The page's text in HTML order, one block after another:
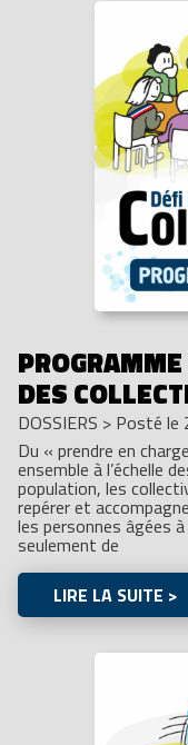
DES
DOSSIERS > Posté le
Du « prendre en
ensemble à l’échelle
population, les
repérer et
les personnes âgées
seulement de
LIRE LA SUITE >